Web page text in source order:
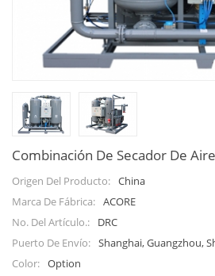
Combinación De Secador De
Origen Del Producto: China
Marca De Fábrica: ACORE
No. Del Artículo.:
DRC
Puerto De Envío: Shanghai, Guangzhou,
Color: Option